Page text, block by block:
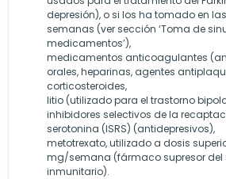
depresión), o si los ha tomado en
semanas (ver sección ‘Toma de
medicamentos’),
medicamentos anticoagulantes
orales, heparinas, agentes
corticosteroides,
litio (utilizado para el trastorno
inhibidores selectivos de la
serotonina (ISRS) (antidepresivos),
metotrexato, utilizado a dosis
mg/semana (fármaco supresor del
inmunitario).